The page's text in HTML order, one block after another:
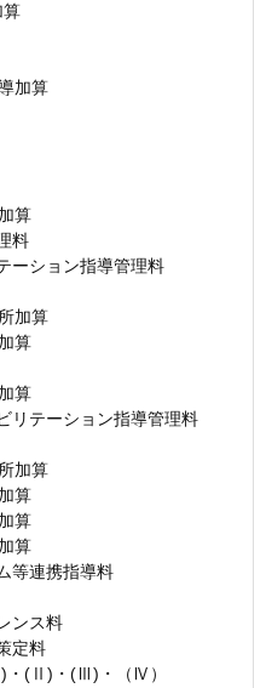
算
加算
算
料
ーション指導管理料
加算
算
算
リテーション指導管理料
加算
算
算
算
等連携指導料
ンス料
定料
・(Ⅱ)・(Ⅲ)・（Ⅳ）